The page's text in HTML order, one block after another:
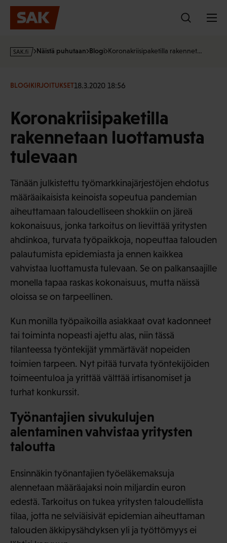
Hyppää
sisältöön
s
·
Näistä puhutaan Blogi Koronakriisipaketilla rakennet…
BLOGIKIRJOITUKSET18.3.2020 18:56
Koronakriisipaketilla
rakennetaan luottamusta
tulevaan
Tänään julkistettu työmarkkinajärjestöjen ehdotus
määräaikaisista keinoista sopeutua pandemian
aiheuttamaan taloudelliseen shokkiin on järeä
kokonaisuus, jonka tarkoitus on lievittää yritysten
ahdinkoa, turvata työpaikkoja, nopeuttaa talouden
palautumista epidemiasta ja ennen kaikkea
vahvistaa luottamusta tulevaan. Se on palkansaajille
monella tapaa raskas kokonaisuus, mutta näissä
oloissa se on tarpeellinen.
Kun monilla työpaikoilla asiakkaat ovat kadonneet
tai toiminta nopeasti ajettu alas, niin tässä
tilanteessa työntekijät ymmärtävät nopeiden
toimien tarpeen. Nyt pitää turvata työntekijöiden
toimeentuloa ja yrittää välttää irtisanomiset ja
turhat konkurssit.
Työnantajien sivukulujen
alentaminen vahvistaa yritysten
taloutta
Ensinnäkin työnantajien työeläkemaksuja
alennetaan määräajaksi noin miljardin euron
edestä. Tarkoitus on tukea yritysten taloudellista
tilaa, jotta ne selviäisivät epidemian aiheuttaman
talouden äkkipysähdyksen yli ja työttömyys ei